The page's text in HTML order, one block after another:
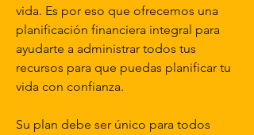
vida. Es por eso que ofrecemos una
planificación financiera integral para
ayudarte a administrar todos tus
recursos para que puedas planificar tu
vida con confianza.
Su plan debe ser único para todos